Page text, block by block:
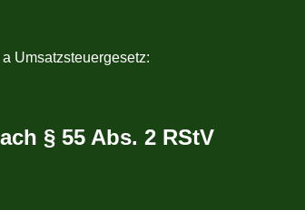
Umsatzsteuergesetz:
§ 55 Abs. 2 RStV